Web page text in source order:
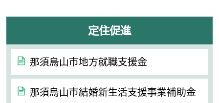
定住促進
那須烏山市地方就職支援金
那須烏山市結婚新生活支援事業補助金